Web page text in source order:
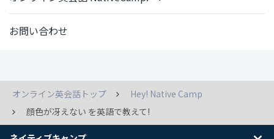
お問い合わせ
オンライン英会話トップ
Hey! Native Camp
顔色が冴えない を英語で教えて!